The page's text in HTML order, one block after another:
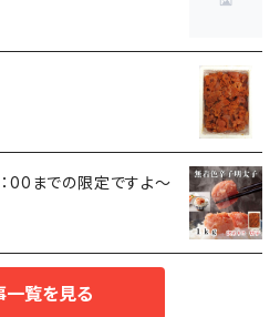
00までの限定ですよ～
一覧を見る